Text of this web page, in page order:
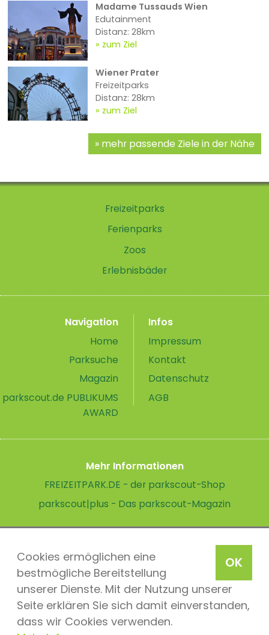
OK
Cookies ermöglichen eine
bestmögliche Bereitstellung
unserer Dienste. Mit der Nutzung unserer
Seite erklären Sie sich damit einverstanden,
dass wir Cookies verwenden.
Madame Tussauds Wien
Edutainment
Distanz: 28km
zum Ziel
Wiener Prater
Freizeitparks
Distanz: 28km
zum Ziel
mehr passende Ziele in der Nähe
Freizeitparks
Ferienparks
Zoos
Erlebnisbäder
Navigation
Home
Parksuche
Magazin
parkscout.de PUBLIKUMS
AWARD
Infos
Impressum
Kontakt
Datenschutz
AGB
Mehr Informationen
FREIZEITPARK.DE - der parkscout-Shop
parkscout|plus - Das parkscout-Magazin